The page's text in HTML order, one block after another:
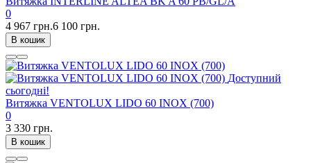
0
4 967 грн.6 100 грн.
В кошик
Доступний
сьогодні!
Витяжка VENTOLUX LIDO 60 INOX (700)
0
3 330 грн.
В кошик